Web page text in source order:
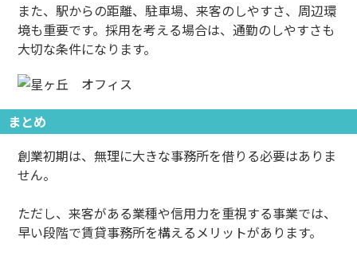
また、駅からの距離、駐車場、来客のしやすさ、周辺環
境も重要です。採用を考える場合は、通勤のしやすさも
大切な条件になります。
まとめ
創業初期は、無理に大きな事務所を借りる必要はありま
せん。
ただし、来客がある業種や信用力を重視する事業では、
早い段階で賃貸事務所を構えるメリットがあります。